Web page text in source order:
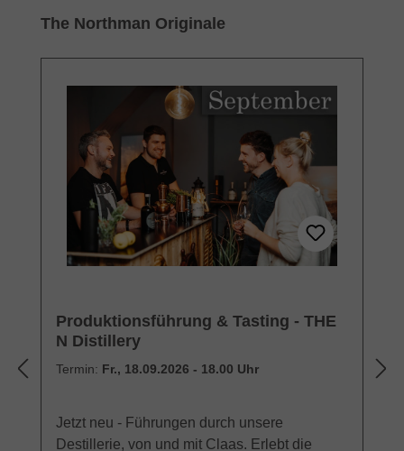
Produktgalerie überspringen
The Northman Originale
Produktionsführung & Tasting - THE
N Distillery
Termin: Fr., 18.09.2026 - 18.00 Uhr
Jetzt neu - Führungen durch unsere
Destillerie, von und mit Claas. Erlebt die